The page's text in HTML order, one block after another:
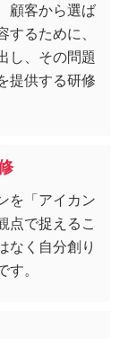
顧客から選ば
するために、
し、その問題
提供する研修
を「アイカン
点で捉えるこ
なく自分創り
す。